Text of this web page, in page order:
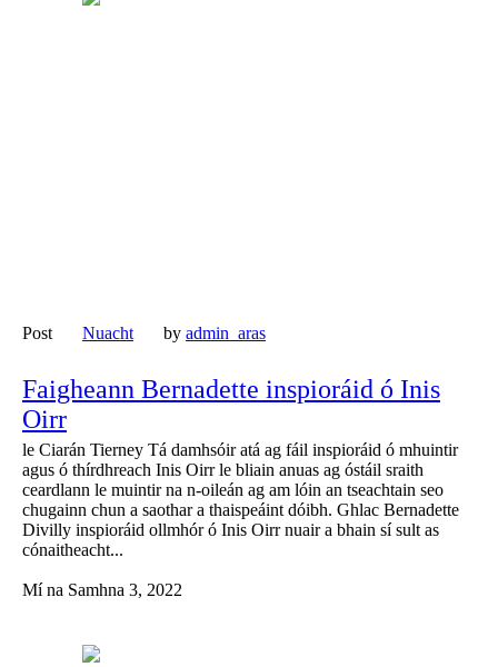
Post Nuacht by admin_aras
Faigheann Bernadette inspioráid ó Inis
Oirr
le Ciarán Tierney Tá damhsóir atá ag fáil inspioráid ó mhuintir
agus ó thírdhreach Inis Oirr le bliain anuas ag óstáil sraith
ceardlann le muintir na n-oileán ag am lóin an tseachtain seo
chugainn chun a saothar a thaispeáint dóibh. Ghlac Bernadette
Divilly inspioráid ollmhór ó Inis Oirr nuair a bhain sí sult as
cónaitheacht...
Mí na Samhna 3, 2022